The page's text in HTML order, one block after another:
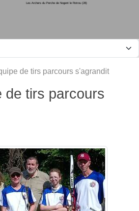
Les Archers du Perche de Nogent le Rotrou (28)
de tirs parcours s'agrandit
de tirs parcours
cookies